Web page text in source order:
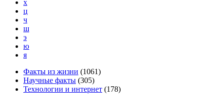
х
ц
ч
ш
э
ю
я
Факты из жизни (1061)
Научные факты (305)
Технологии и интернет (178)